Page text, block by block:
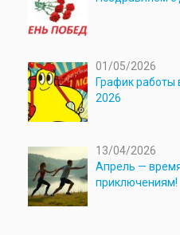
01/05/2026
График работы
2026
13/04/2026
Апрель —
приключениям!